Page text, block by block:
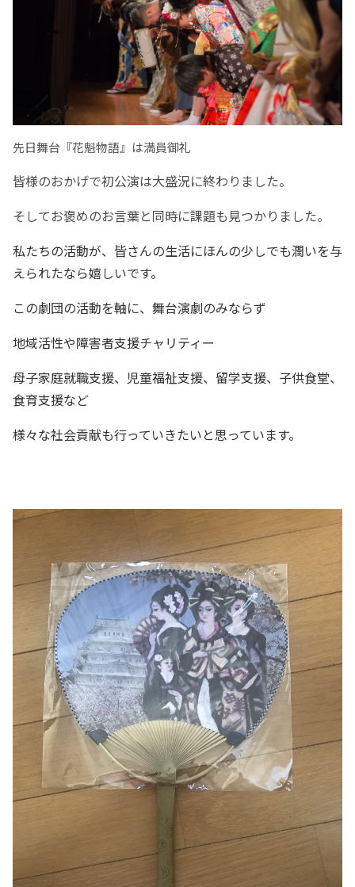
先日舞台『花魁物語』は満員御礼
皆様のおかげで初公演は大盛況に終わりました。
そしてお褒めのお言葉と同時に課題も見つかりました。
私たちの活動が、皆さんの生活にほんの少しでも潤いを与
えられたなら嬉しいです。
この劇団の活動を軸に、舞台演劇のみならず
地域活性や障害者支援チャリティー
母子家庭就職支援、児童福祉支援、留学支援、子供食堂、
食育支援など
様々な社会貢献も行っていきたいと思っています。